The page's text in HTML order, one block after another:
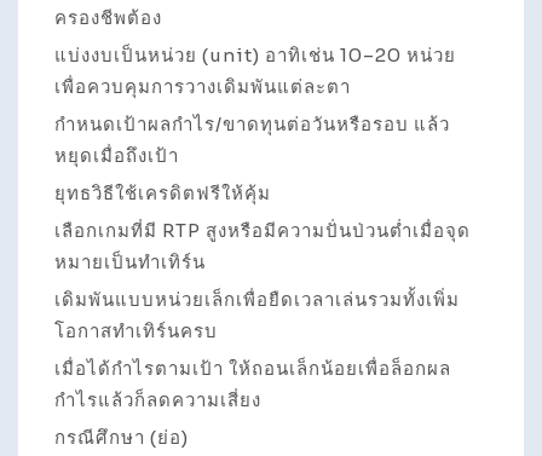
ครองชีพต้อง
แบ่งงบเป็นหน่วย (unit) อาทิเช่น 10–20 หน่วย
เพื่อควบคุมการวางเดิมพันแต่ละตา
กำหนดเป้าผลกำไร/ขาดทุนต่อวันหรือรอบ แล้ว
หยุดเมื่อถึงเป้า
ยุทธวิธีใช้เครดิตฟรีให้คุ้ม
เลือกเกมที่มี RTP สูงหรือมีความปั่นป่วนต่ำเมื่อจุด
หมายเป็นทำเทิร์น
เดิมพันแบบหน่วยเล็กเพื่อยืดเวลาเล่นรวมทั้งเพิ่ม
โอกาสทำเทิร์นครบ
เมื่อได้กำไรตามเป้า ให้ถอนเล็กน้อยเพื่อล็อกผล
กำไรแล้วก็ลดความเสี่ยง
กรณีศึกษา (ย่อ)